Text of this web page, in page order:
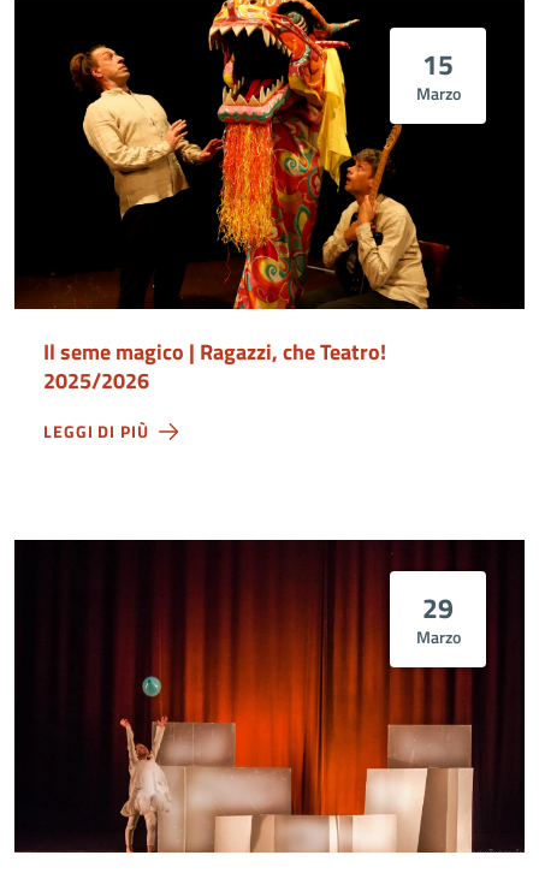
15
Marzo
Il seme magico | Ragazzi, che Teatro!
2025/2026
LEGGI DI PIÙ
29
Marzo